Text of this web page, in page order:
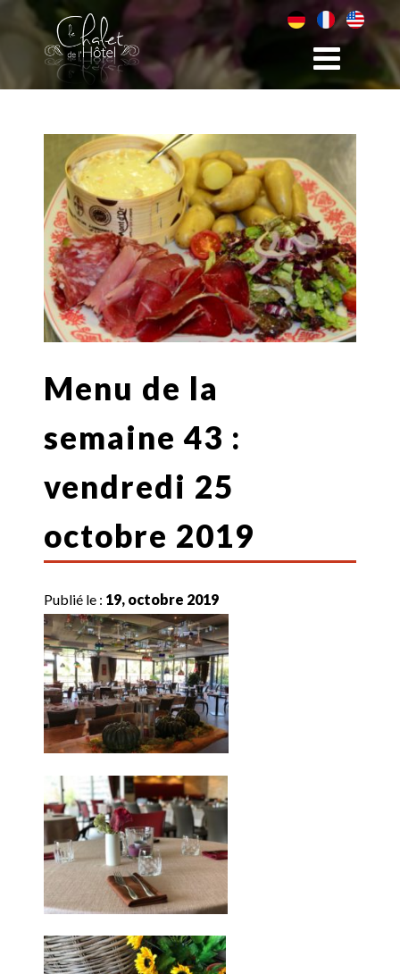
Menu de la
semaine 43 :
vendredi 25
octobre 2019
Publié le : 19, octobre 2019